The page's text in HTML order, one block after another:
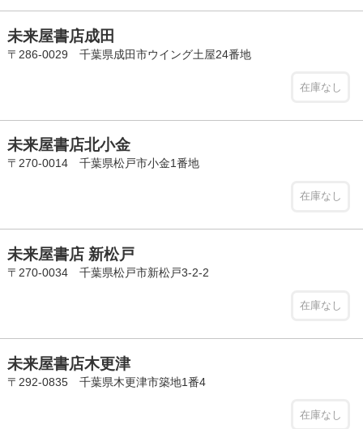
未来屋書店成田
〒286-0029 千葉県成田市ウイング土屋24番地
在庫なし
未来屋書店北小金
〒270-0014 千葉県松戸市小金1番地
在庫なし
未来屋書店 新松戸
〒270-0034 千葉県松戸市新松戸3-2-2
在庫なし
未来屋書店木更津
〒292-0835 千葉県木更津市築地1番4
在庫なし